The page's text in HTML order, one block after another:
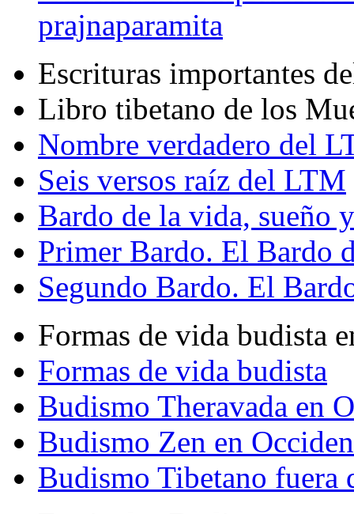
prajnaparamita
Escrituras importantes
Libro tibetano de los
Nombre verdadero del
Seis versos raíz del LTM
Bardo de la vida, sueño
Primer Bardo. El Bardo
Segundo Bardo. El
Formas de vida budista
Formas de vida budista
Budismo Theravada en
Budismo Zen en
Budismo Tibetano fuera